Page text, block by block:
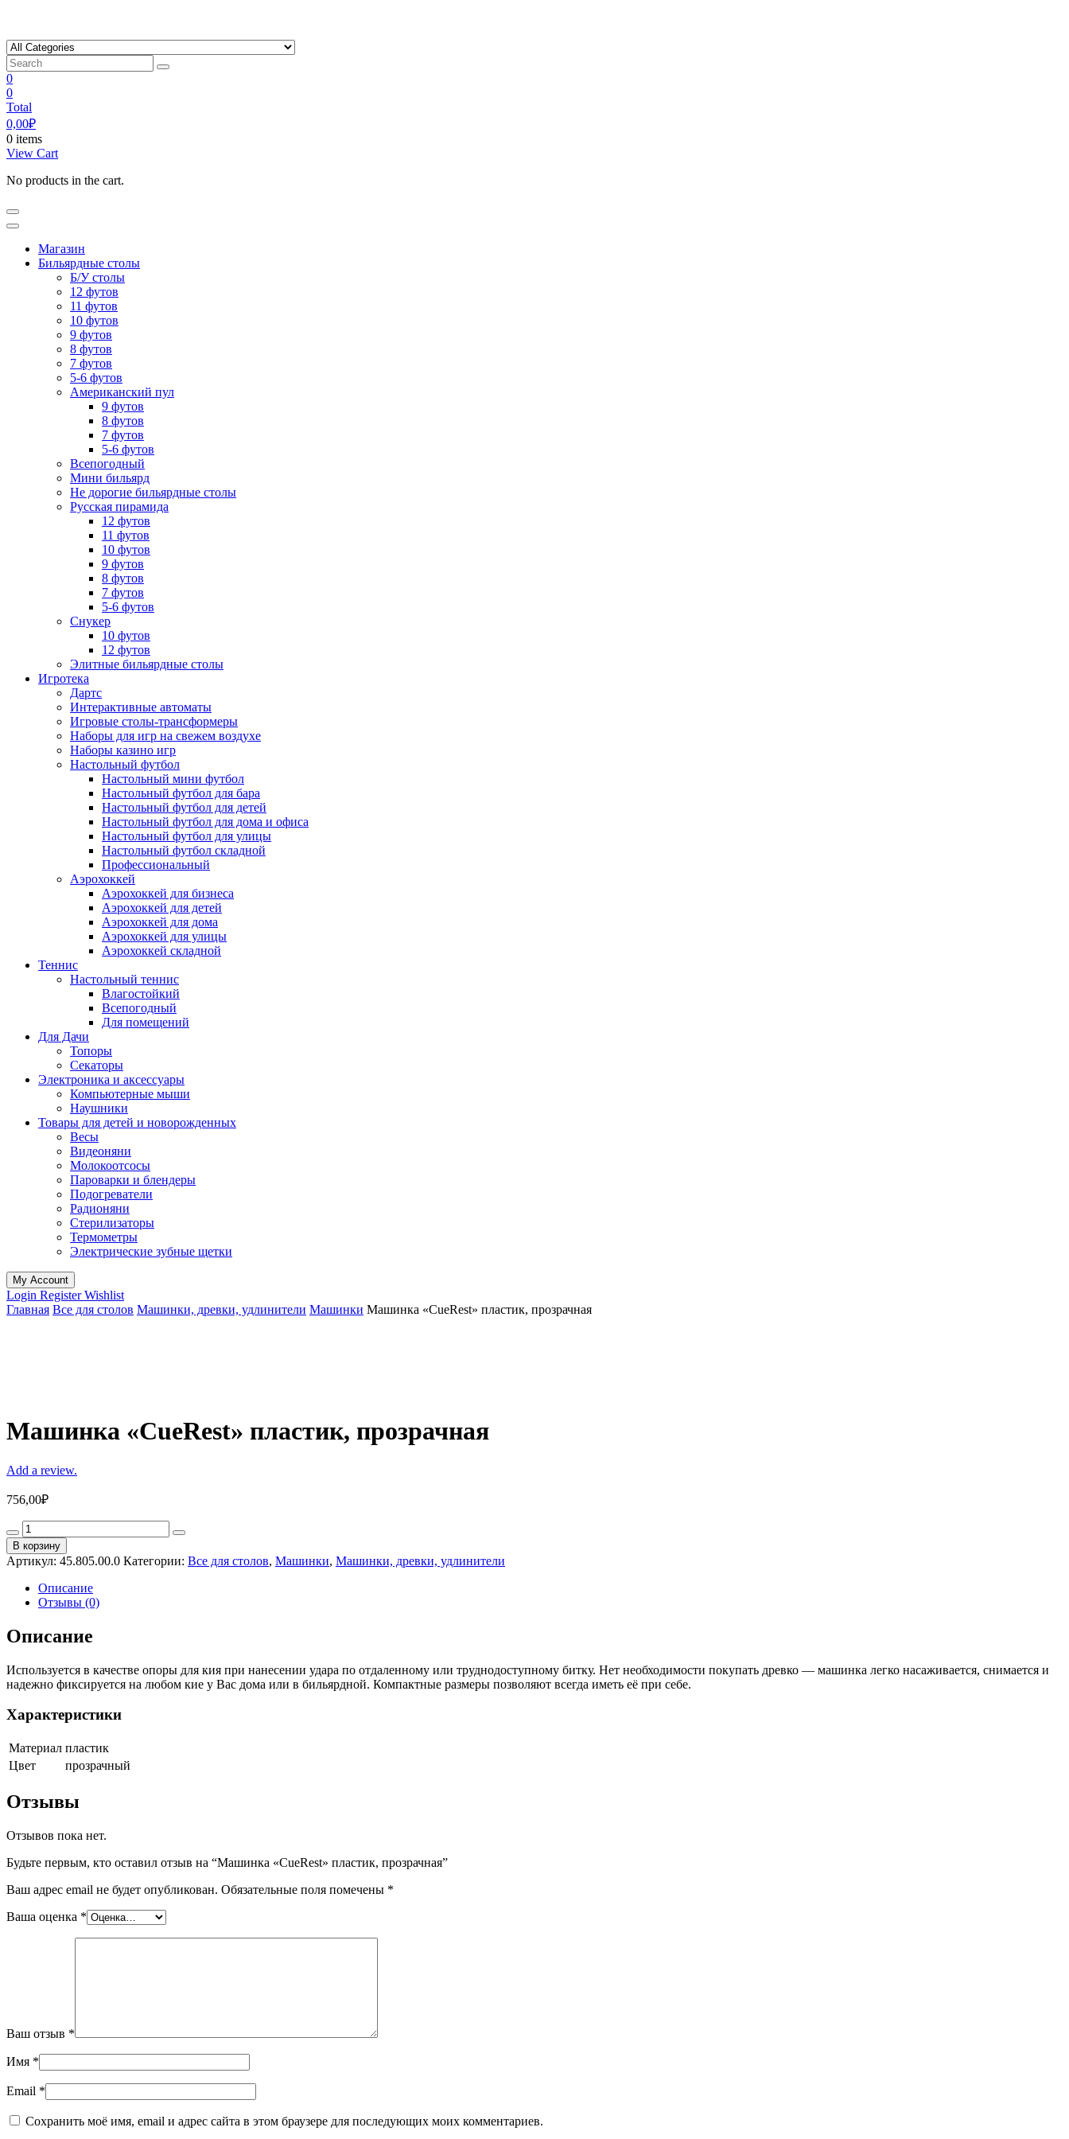
content
0
0
Total
0,00₽
0 items
View Cart
No products in the cart.
Магазин
Бильярдные столы
Б/У столы
12 футов
11 футов
10 футов
9 футов
8 футов
7 футов
5-6 футов
Американский пул
9 футов
8 футов
7 футов
5-6 футов
Всепогодный
Мини бильярд
Не дорогие бильярдные столы
Русская пирамида
12 футов
11 футов
10 футов
9 футов
8 футов
7 футов
5-6 футов
Снукер
10 футов
12 футов
Элитные бильярдные столы
Игротека
Дартс
Интерактивные автоматы
Игровые столы-трансформеры
Наборы для игр на свежем воздухе
Наборы казино игр
Настольный футбол
Настольный мини футбол
Настольный футбол для бара
Настольный футбол для детей
Настольный футбол для дома и офиса
Настольный футбол для улицы
Настольный футбол складной
Профессиональный
Аэрохоккей
Аэрохоккей для бизнеса
Аэрохоккей для детей
Аэрохоккей для дома
Аэрохоккей для улицы
Аэрохоккей складной
Теннис
Настольный теннис
Влагостойкий
Всепогодный
Для помещений
Для Дачи
Топоры
Секаторы
Электроника и аксессуары
Компьютерные мыши
Наушники
Товары для детей и новорожденных
Весы
Видеоняни
Молокоотсосы
Пароварки и блендеры
Подогреватели
Радионяни
Стерилизаторы
Термометры
Электрические зубные щетки
My Account
Login RegisterWishlist
Главная Все для столов Машинки, древки, удлинители Машинки Машинка «CueRest» пластик, прозрачная
Машинка «CueRest» пластик, прозрачная
Add a review.
756,00₽
Машинка
«CueRest»
пластик,
прозрачная
quantity
В корзину
Артикул: 45.805.00.0 Категории: Все для столов, Машинки, Машинки, древки, удлинители
Описание
Отзывы (0)
Описание
Используется в качестве опоры для кия при нанесении удара по отдаленному или труднодоступному битку. Нет необходимости покупать древко — машинка легко насаживается, снимается и
надежно фиксируется на любом кие у Вас дома или в бильярдной. Компактные размеры позволяют всегда иметь её при себе.
Характеристики
Материал пластик
Цвет
прозрачный
Отзывы
Отзывов пока нет.
Будьте первым, кто оставил отзыв на “Машинка «CueRest» пластик, прозрачная”
Ваш адрес email не будет опубликован. Обязательные поля помечены *
Ваша оценка *
Ваш отзыв *
Имя *
Email *
Сохранить моё имя, email и адрес сайта в этом браузере для последующих моих комментариев.